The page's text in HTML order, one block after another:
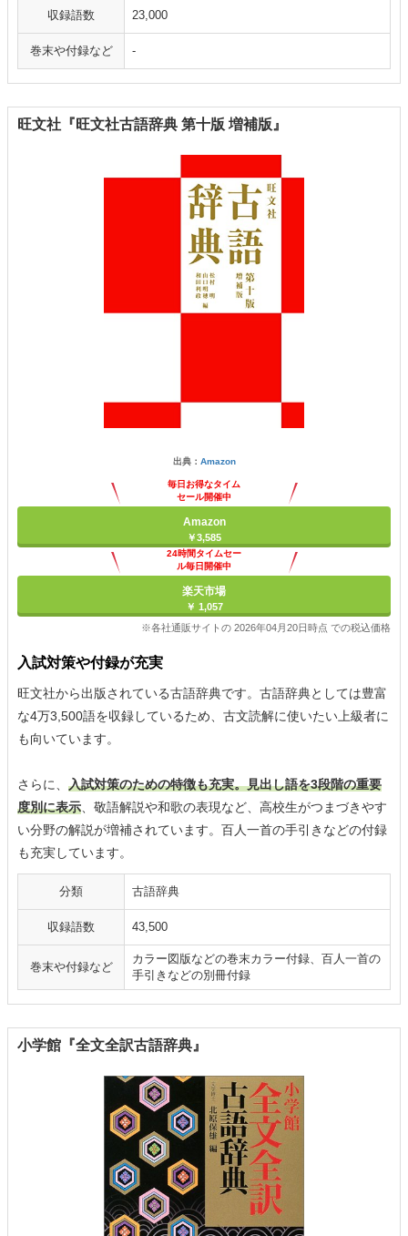
収録語数 23,000
巻末や付録など -
旺文社『旺文社古語辞典 第十版 増補版』
出典： Amazon
毎日お得なタイム
セール開催中
Amazon
￥3,585
24時間タイムセー
ル毎日開催中
楽天市場
￥ 1,057
※各社通販サイトの 2026年04月20日時点 での税込価格
入試対策や付録が充実
旺文社から出版されている古語辞典です。古語辞典としては豊富
な4万3,500語を収録しているため、古文読解に使いたい上級者に
も向いています。
さらに、 入試対策のための特徴も充実。見出し語を3段階の重要
度別に表示 、敬語解説や和歌の表現など、高校生がつまづきやす
い分野の解説が増補されています。百人一首の手引きなどの付録
も充実しています。
分類 古語辞典
収録語数 43,500
巻末や付録など
カラー図版などの巻末カラー付録、百人一首の
手引きなどの別冊付録
小学館『全文全訳古語辞典』